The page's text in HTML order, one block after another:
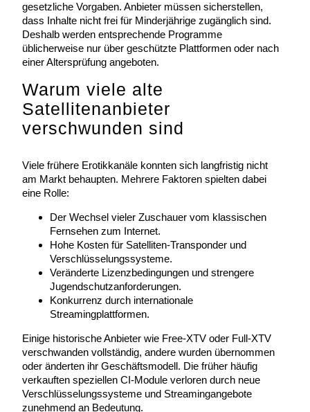
gesetzliche Vorgaben. Anbieter müssen sicherstellen,
dass Inhalte nicht frei für Minderjährige zugänglich sind.
Deshalb werden entsprechende Programme
üblicherweise nur über geschützte Plattformen oder nach
einer Altersprüfung angeboten.
Warum viele alte
Satellitenanbieter
verschwunden sind
Viele frühere Erotikkanäle konnten sich langfristig nicht
am Markt behaupten. Mehrere Faktoren spielten dabei
eine Rolle:
Der Wechsel vieler Zuschauer vom klassischen
Fernsehen zum Internet.
Hohe Kosten für Satelliten-Transponder und
Verschlüsselungssysteme.
Veränderte Lizenzbedingungen und strengere
Jugendschutzanforderungen.
Konkurrenz durch internationale
Streamingplattformen.
Einige historische Anbieter wie Free-XTV oder Full-XTV
verschwanden vollständig, andere wurden übernommen
oder änderten ihr Geschäftsmodell. Die früher häufig
verkauften speziellen CI-Module verloren durch neue
Verschlüsselungssysteme und Streamingangebote
zunehmend an Bedeutung.